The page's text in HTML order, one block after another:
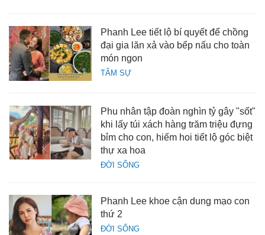
TÂM SỰ
Phanh Lee tiết lộ bí quyết để chồng
đại gia lăn xả vào bếp nấu cho toàn
món ngon
ĐỜI SỐNG
Phu nhân tập đoàn nghìn tỷ gây "sốt"
khi lấy túi xách hàng trăm triệu đựng
bỉm cho con, hiếm hoi tiết lộ góc biệt
thự xa hoa
ĐỜI SỐNG
Phanh Lee khoe cận dung mạo con
thứ 2